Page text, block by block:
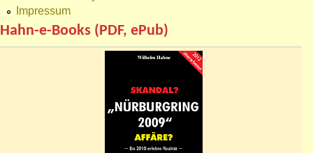
Impressum
Hahn-e-Books (PDF, ePub)